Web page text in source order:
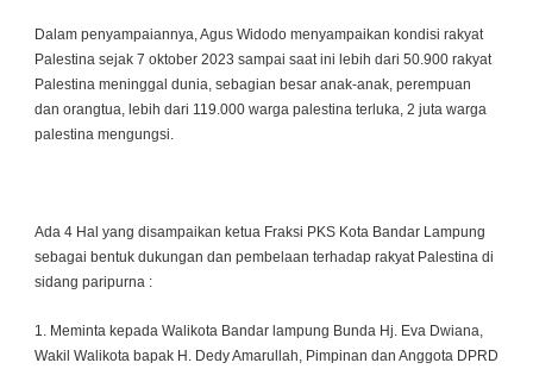
Dalam penyampaiannya, Agus Widodo menyampaikan kondisi rakyat
Palestina sejak 7 oktober 2023 sampai saat ini lebih dari 50.900 rakyat
Palestina meninggal dunia, sebagian besar anak-anak, perempuan
dan orangtua, lebih dari 119.000 warga palestina terluka, 2 juta warga
palestina mengungsi.
Ada 4 Hal yang disampaikan ketua Fraksi PKS Kota Bandar Lampung
sebagai bentuk dukungan dan pembelaan terhadap rakyat Palestina di
sidang paripurna :
1. Meminta kepada Walikota Bandar lampung Bunda Hj. Eva Dwiana,
Wakil Walikota bapak H. Dedy Amarullah, Pimpinan dan Anggota DPRD